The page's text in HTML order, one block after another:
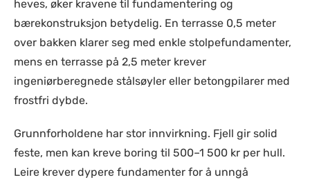
heves, øker kravene til fundamentering og
bærekonstruksjon betydelig. En terrasse 0,5 meter
over bakken klarer seg med enkle stolpefundamenter,
mens en terrasse på 2,5 meter krever
ingeniørberegnede stålsøyler eller betongpilarer med
frostfri dybde.
Grunnforholdene har stor innvirkning. Fjell gir solid
feste, men kan kreve boring til 500–1 500 kr per hull.
Leire krever dypere fundamenter for å unngå